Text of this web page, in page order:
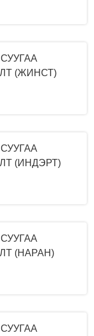
(ЖИНСТ)
(ИНДЭРТ)
(НАРАН)